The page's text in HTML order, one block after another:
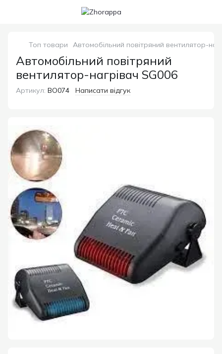
Топ товари Автомобільний повітряний вентилятор-
Автомобільний повітряний
вентилятор-нагрівач SG006
Артикул: ВО074 Написати відгук